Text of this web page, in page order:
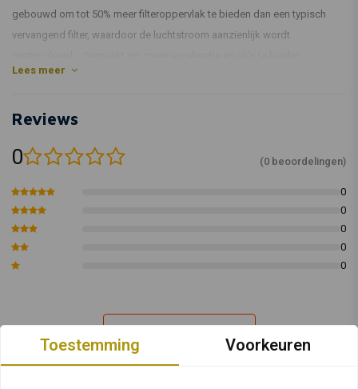
gebouwd om tot 50% meer filteroppervlak te bieden dan een typisch
vervangend filter, waardoor de luchtstroom aanzienlijk wordt
Geplooide katoenen media hebben een groot filteroppervlak, hebben
gaasmedia met meerdere lagen zorgen voor superieure filtratie. - Met
airbox. - Doorgaans zijn er geen wijzigingen in het brandstofbeheer
Montage:
Yamaha
Lees meer
Reviews
0 (0 beoordelingen)
0
0
0
0
0
Toestemming Voorkeuren